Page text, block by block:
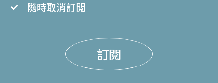
隨時取消訂閲
訂閱